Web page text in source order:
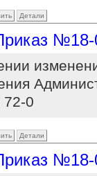
Детали
№18-
0
Детали
№18-